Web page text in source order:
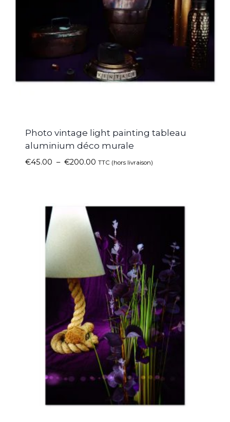
Photo vintage light painting tableau
aluminium déco murale
€45.00 – €200.00 TTC (hors livraison)